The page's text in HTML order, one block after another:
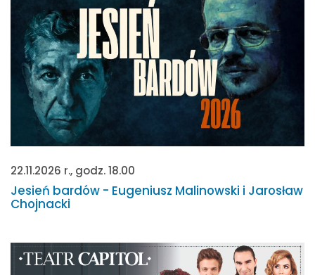
22.11.2026 r., godz. 18.00
Jesień bardów - Eugeniusz Malinowski i Jarosław
Chojnacki